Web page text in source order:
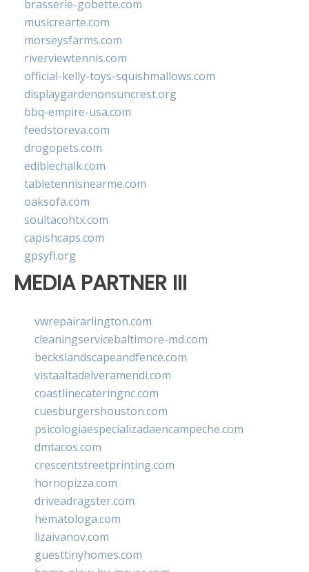
brasserie-gobette.com
musicrearte.com
morseysfarms.com
riverviewtennis.com
official-kelly-toys-squishmallows.com
displaygardenonsuncrest.org
bbq-empire-usa.com
feedstoreva.com
drogopets.com
ediblechalk.com
tabletennisnearme.com
oaksofa.com
soultacohtx.com
capishcaps.com
gpsyfl.org
MEDIA PARTNER III
vwrepairarlington.com
cleaningservicebaltimore-md.com
beckslandscapeandfence.com
vistaaltadelveramendi.com
coastlinecateringnc.com
cuesburgershouston.com
psicologiaespecializadaencampeche.com
dmtacos.com
crescentstreetprinting.com
hornopizza.com
driveadragster.com
hematologa.com
lizaivanov.com
guesttinyhomes.com